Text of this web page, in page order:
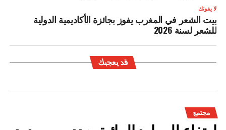
لا يفوتك
بيت الشعر في المغرب يفوز بجائزة الأكاديمية الدولية
للشعر لسنة 2026
قد يعجبك
مجتمع